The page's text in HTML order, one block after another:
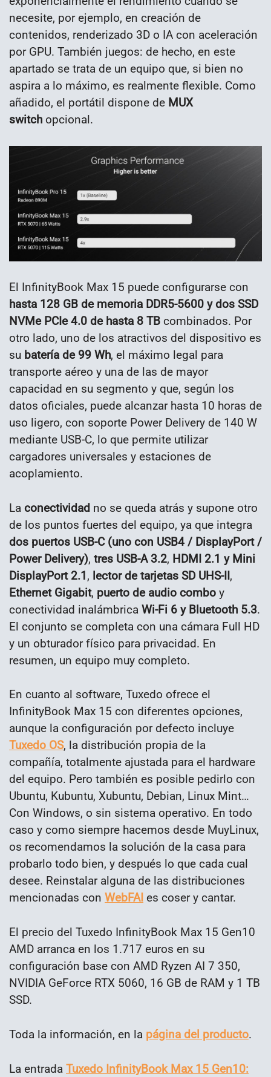
necesite, por ejemplo, en creación de
contenidos, renderizado 3D o IA con aceleración
por GPU. También juegos: de hecho, en este
apartado se trata de un equipo que, si bien no
aspira a lo máximo, es realmente flexible. Como
añadido, el portátil dispone de MUX
switch opcional.
El InfinityBook Max 15 puede configurarse con
hasta 128 GB de memoria DDR5-5600 y dos SSD
NVMe PCIe 4.0 de hasta 8 TB combinados. Por
otro lado, uno de los atractivos del dispositivo es
su batería de 99 Wh, el máximo legal para
transporte aéreo y una de las de mayor
capacidad en su segmento y que, según los
datos oficiales, puede alcanzar hasta 10 horas de
uso ligero, con soporte Power Delivery de 140 W
mediante USB-C, lo que permite utilizar
cargadores universales y estaciones de
acoplamiento.
La conectividad no se queda atrás y supone otro
de los puntos fuertes del equipo, ya que integra
dos puertos USB-C (uno con USB4 / DisplayPort /
Power Delivery), tres USB-A 3.2, HDMI 2.1 y Mini
DisplayPort 2.1, lector de tarjetas SD UHS-II,
Ethernet Gigabit, puerto de audio combo y
conectividad inalámbrica Wi-Fi 6 y Bluetooth 5.3.
El conjunto se completa con una cámara Full HD
y un obturador físico para privacidad. En
resumen, un equipo muy completo.
En cuanto al software, Tuxedo ofrece el
InfinityBook Max 15 con diferentes opciones,
aunque la configuración por defecto incluye
Tuxedo OS, la distribución propia de la
compañía, totalmente ajustada para el hardware
del equipo. Pero también es posible pedirlo con
Ubuntu, Kubuntu, Xubuntu, Debian, Linux Mint…
Con Windows, o sin sistema operativo. En todo
caso y como siempre hacemos desde MuyLinux,
os recomendamos la solución de la casa para
probarlo todo bien, y después lo que cada cual
desee. Reinstalar alguna de las distribuciones
mencionadas con WebFAI es coser y cantar.
El precio del Tuxedo InfinityBook Max 15 Gen10
AMD arranca en los 1.717 euros en su
configuración base con AMD Ryzen AI 7 350,
NVIDIA GeForce RTX 5060, 16 GB de RAM y 1 TB
SSD.
Toda la información, en la página del producto.
La entrada Tuxedo InfinityBook Max 15 Gen10: